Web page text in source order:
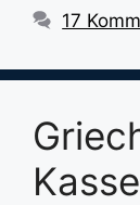
17
Kasse